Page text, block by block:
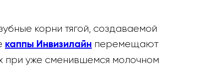
корни тягой, создаваемой
каппы Инвизилайн перемещают
при уже сменившемся молочном